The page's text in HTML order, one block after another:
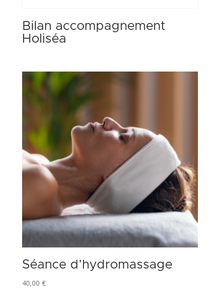
Bilan accompagnement
Holiséa
Séance d’hydromassage
40,00 €